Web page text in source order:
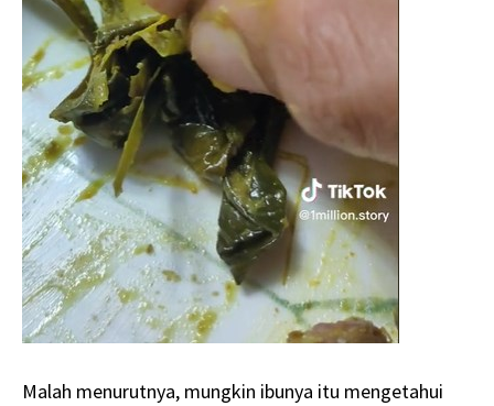
Malah menurutnya, mungkin ibunya itu mengetahui